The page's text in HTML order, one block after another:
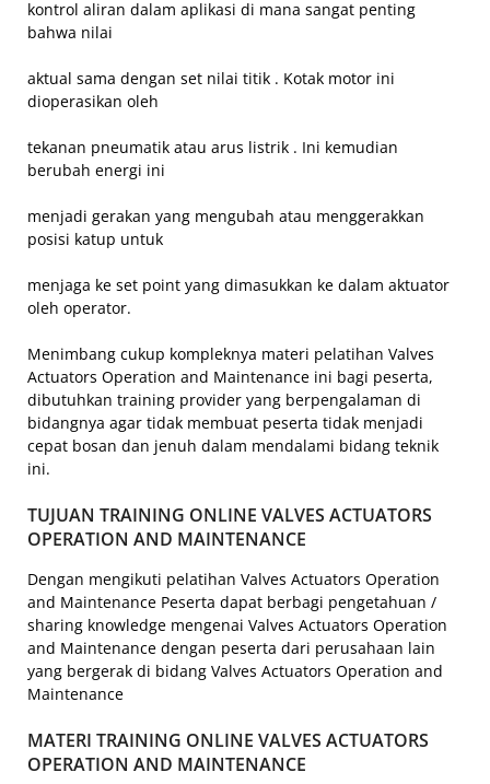
kontrol aliran dalam aplikasi di mana sangat penting
bahwa nilai
aktual sama dengan set nilai titik . Kotak motor ini
dioperasikan oleh
tekanan pneumatik atau arus listrik . Ini kemudian
berubah energi ini
menjadi gerakan yang mengubah atau menggerakkan
posisi katup untuk
menjaga ke set point yang dimasukkan ke dalam aktuator
oleh operator.
Menimbang cukup kompleknya materi pelatihan Valves
Actuators Operation and Maintenance ini bagi peserta,
dibutuhkan training provider yang berpengalaman di
bidangnya agar tidak membuat peserta tidak menjadi
cepat bosan dan jenuh dalam mendalami bidang teknik
ini.
TUJUAN TRAINING ONLINE VALVES ACTUATORS
OPERATION AND MAINTENANCE
Dengan mengikuti pelatihan Valves Actuators Operation
and Maintenance Peserta dapat berbagi pengetahuan /
sharing knowledge mengenai Valves Actuators Operation
and Maintenance dengan peserta dari perusahaan lain
yang bergerak di bidang Valves Actuators Operation and
Maintenance
MATERI TRAINING ONLINE VALVES ACTUATORS
OPERATION AND MAINTENANCE